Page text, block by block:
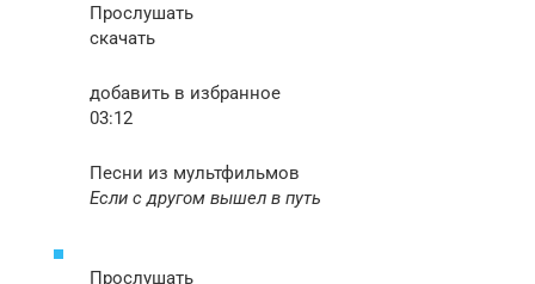
Прослушать
скачать
добавить в избранное
03:12
Песни из мультфильмов
Если с другом вышел в путь
Прослушать